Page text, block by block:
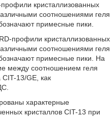
кристаллизованных
соотношениями геля
примесные пики.
профили кристаллизованных
соотношениями геля
примесные пики. На
между соотношением геля
13/GE, как
характерные
кристаллов CIT-13 при